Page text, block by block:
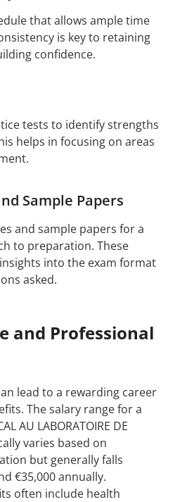
that allows ample time
is key to retaining
confidence.
tests to identify strengths
helps in focusing on areas
Sample Papers
and sample papers for a
to preparation. These
into the exam format
asked.
and Professional
lead to a rewarding career
The salary range for a
AU LABORATOIRE DE
varies based on
but generally falls
€35,000 annually.
often include health